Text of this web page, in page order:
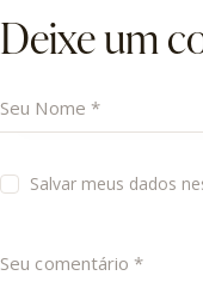
Deixe um
Salvar meus dados